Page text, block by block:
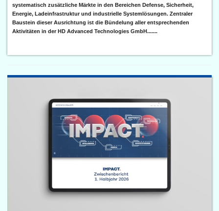
systematisch zusätzliche Märkte in den Bereichen Defense, Sicherheit,
Energie, Ladeinfrastruktur und industrielle Systemlösungen. Zentraler
Baustein dieser Ausrichtung ist die Bündelung aller entsprechenden
Aktivitäten in der HD Advanced Technologies GmbH.......